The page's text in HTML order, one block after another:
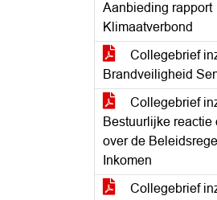
Aanbieding rapport
Klimaatverbond
Collegebrief
Brandveiligheid
Collegebrief
Bestuurlijke reactie
over de
Inkomen
Collegebrief